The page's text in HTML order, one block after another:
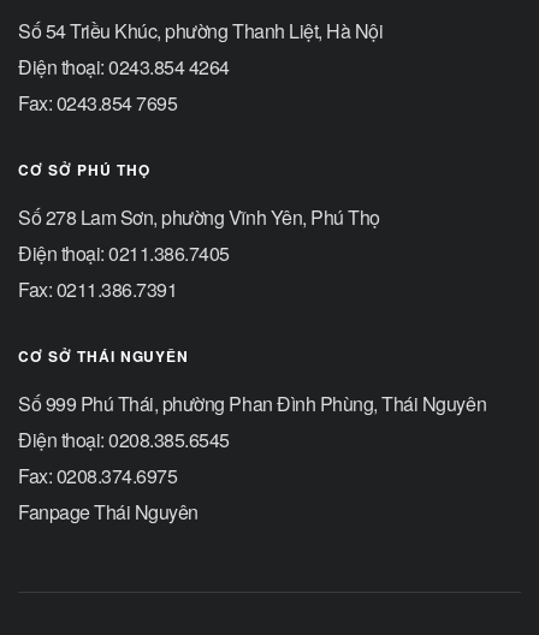
Số 54 Triều Khúc, phường Thanh Liệt, Hà Nội
Điện thoại: 0243.854 4264
Fax: 0243.854 7695
CƠ SỞ PHÚ THỌ
Số 278 Lam Sơn, phường Vĩnh Yên, Phú Thọ
Điện thoại: 0211.386.7405
Fax: 0211.386.7391
CƠ SỞ THÁI NGUYÊN
Số 999 Phú Thái, phường Phan Đình Phùng, Thái Nguyên
Điện thoại: 0208.385.6545
Fax: 0208.374.6975
Fanpage Thái Nguyên